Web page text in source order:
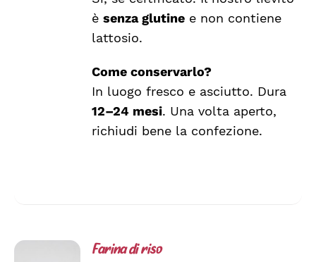
èsenza glutine e non contiene
lattosio.
Come conservarlo?
In luogo fresco e asciutto. Dura
12–24 mesi. Una volta aperto,
richiudi bene la confezione.
Farina di riso